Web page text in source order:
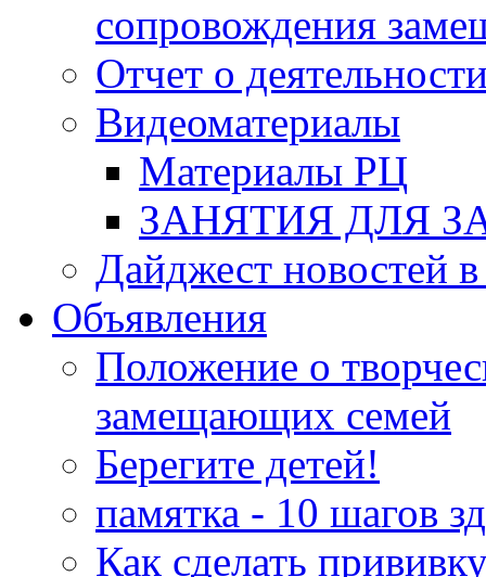
сопровождения
Отчет о
Видеоматериалы
Материалы РЦ
ЗАНЯТИЯ ДЛЯ
Дайджест новостей
Объявления
Положение о
замещающих семей
Берегите детей!
памятка - 10 шагов
Как сделать